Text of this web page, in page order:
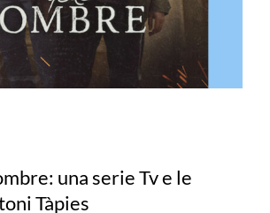
una serie Tv e le
Tàpies